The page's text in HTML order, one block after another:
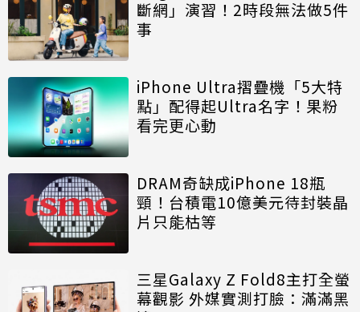
斷網」演習！2時段無法做5件
事
iPhone Ultra摺疊機「5大特
點」配得起Ultra名字！果粉
看完更心動
DRAM奇缺成iPhone 18瓶
頸！台積電10億美元待封裝晶
片只能枯等
三星Galaxy Z Fold8主打全螢
幕觀影 外媒實測打臉：滿滿黑